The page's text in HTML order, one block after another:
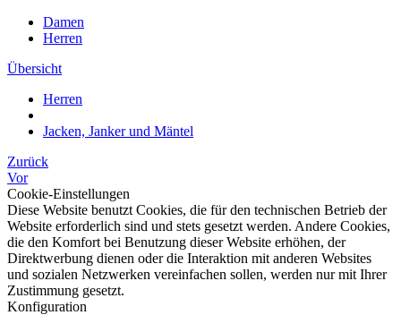
Damen
Herren
Übersicht
Herren
Jacken, Janker und Mäntel
Zurück
Vor
Cookie-Einstellungen
Diese Website benutzt Cookies, die für den technischen Betrieb der
Website erforderlich sind und stets gesetzt werden. Andere Cookies,
die den Komfort bei Benutzung dieser Website erhöhen, der
Direktwerbung dienen oder die Interaktion mit anderen Websites
und sozialen Netzwerken vereinfachen sollen, werden nur mit Ihrer
Zustimmung gesetzt.
Konfiguration